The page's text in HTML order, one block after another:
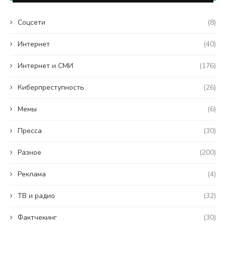
Coцсети (8)
Интернет (40)
Интернет и СМИ (176)
Киберпреступность (26)
Мемы (6)
Пресса (30)
Разное (200)
Реклама (4)
ТВ и радио (32)
Фактчекинг (30)